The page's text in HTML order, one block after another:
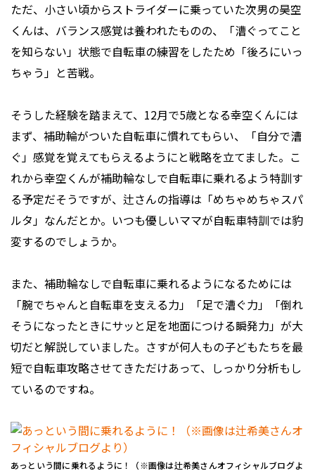
ただ、小さい頃からストライダーに乗っていた次男の昊空
くんは、バランス感覚は養われたものの、「漕ぐってこと
を知らない」状態で自転車の練習をしたため「後ろにいっ
ちゃう」と苦戦。
そうした経験を踏まえて、12月で5歳となる幸空くんには
まず、補助輪がついた自転車に慣れてもらい、「自分で漕
ぐ」感覚を覚えてもらえるようにと戦略を立てました。こ
れから幸空くんが補助輪なしで自転車に乗れるよう特訓す
る予定だそうですが、辻さんの指導は「めちゃめちゃスパ
ルタ」なんだとか。いつも優しいママが自転車特訓では豹
変するのでしょうか。
また、補助輪なしで自転車に乗れるようになるためには
「腕でちゃんと自転車を支える力」「足で漕ぐ力」「倒れ
そうになったときにサッと足を地面につける瞬発力」が大
切だと解説していました。さすが何人もの子どもたちを最
短で自転車攻略させてきただけあって、しっかり分析もし
ているのですね。
あっという間に乗れるように！（※画像は辻希美さんオフィシャルブログよ